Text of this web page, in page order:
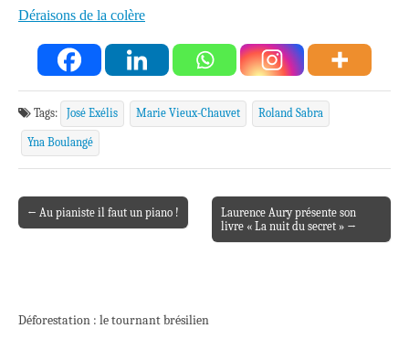
Déraisons de la colère
Tags: José Exélis Marie Vieux-Chauvet Roland Sabra
Yna Boulangé
Post navigation
← Au pianiste il faut un piano !
Laurence Aury présente son
livre « La nuit du secret » →
Déforestation : le tournant brésilien